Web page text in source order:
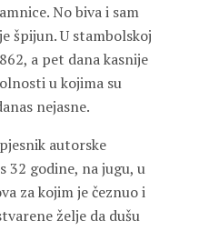
No biva i sam
špijun. U stambolskoj
a pet dana kasnije
u kojima su
nejasne.
autorske
32 godine, na jugu, u
za kojim je čeznuo i
želje da dušu